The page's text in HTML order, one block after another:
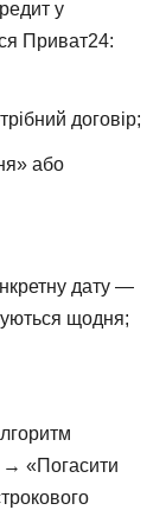
у
Приват24:
договір;
або
дату —
щодня;
→ «Погасити